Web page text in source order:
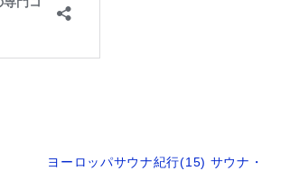
ヨーロッパサウナ紀行(15) サウナ・